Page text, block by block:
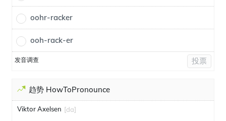
oohr-racker
ooh-rack-er
发音调查 投票
趋势 HowToPronounce
Viktor Axelsen [da]